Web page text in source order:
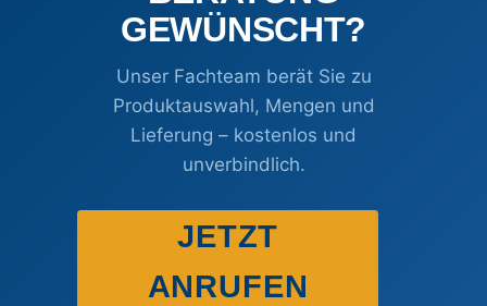
GEWÜNSCHT?
Unser Fachteam berät Sie zu
Produktauswahl, Mengen und
Lieferung – kostenlos und
unverbindlich.
JETZT
ANRUFEN